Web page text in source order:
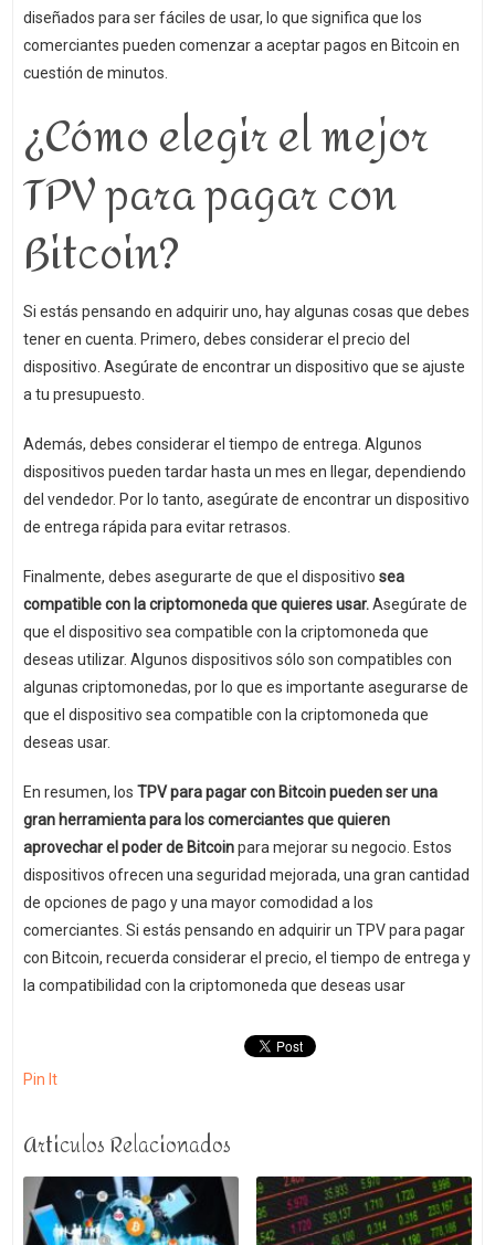
diseñados para ser fáciles de usar, lo que significa que los
comerciantes pueden comenzar a aceptar pagos en Bitcoin en
cuestión de minutos.
¿Cómo elegir el mejor
TPV para pagar con
Bitcoin?
Si estás pensando en adquirir uno, hay algunas cosas que debes
tener en cuenta. Primero, debes considerar el precio del
dispositivo. Asegúrate de encontrar un dispositivo que se ajuste
a tu presupuesto.
Además, debes considerar el tiempo de entrega. Algunos
dispositivos pueden tardar hasta un mes en llegar, dependiendo
del vendedor. Por lo tanto, asegúrate de encontrar un dispositivo
de entrega rápida para evitar retrasos.
Finalmente, debes asegurarte de que el dispositivo sea
compatible con la criptomoneda que quieres usar.Asegúrate de
que el dispositivo sea compatible con la criptomoneda que
deseas utilizar. Algunos dispositivos sólo son compatibles con
algunas criptomonedas, por lo que es importante asegurarse de
que el dispositivo sea compatible con la criptomoneda que
deseas usar.
En resumen, los TPV para pagar con Bitcoin pueden ser una
gran herramienta para los comerciantes que quieren
aprovechar el poder de Bitcoinpara mejorar su negocio. Estos
dispositivos ofrecen una seguridad mejorada, una gran cantidad
de opciones de pago y una mayor comodidad a los
comerciantes. Si estás pensando en adquirir un TPV para pagar
con Bitcoin, recuerda considerar el precio, el tiempo de entrega y
la compatibilidad con la criptomoneda que deseas usar
Pin It
Articulos Relacionados